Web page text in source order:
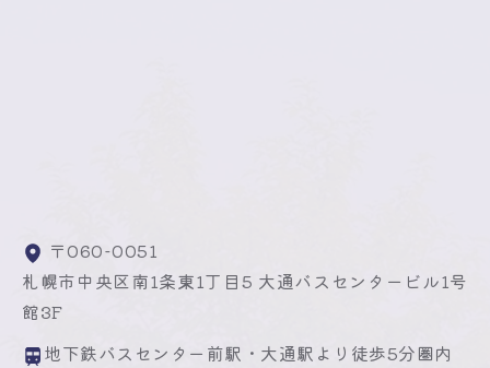
〒060-0051
札幌市中央区南1条東1丁目5 大通バスセンタービル1号
館3F
地下鉄バスセンター前駅・大通駅より徒歩5分圏内